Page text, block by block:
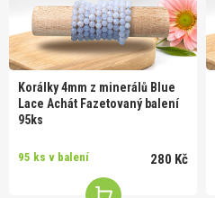
Korálky 4mm z minerálů Blue
Lace Achát Fazetovaný balení
95ks
95 ks v balení 280 Kč